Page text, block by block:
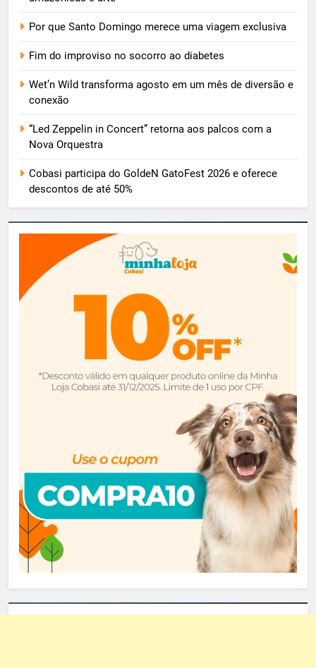
Por que Santo Domingo merece uma viagem exclusiva
Fim do improviso no socorro ao diabetes
Wet’n Wild transforma agosto em um mês de diversão e
conexão
“Led Zeppelin in Concert” retorna aos palcos com a
Nova Orquestra
Cobasi participa do GoldeN GatoFest 2026 e oferece
descontos de até 50%